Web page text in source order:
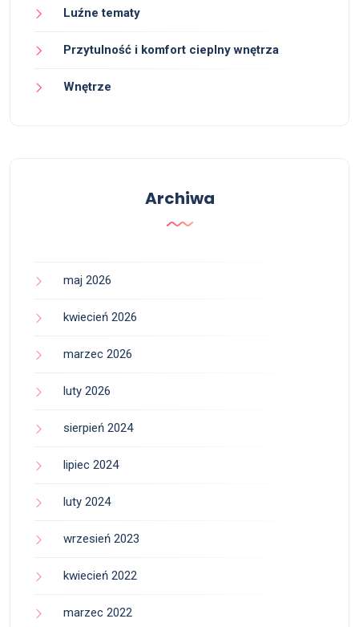
Luźne tematy
Przytulność i komfort cieplny wnętrza
Wnętrze
Archiwa
maj 2026
kwiecień 2026
marzec 2026
luty 2026
sierpień 2024
lipiec 2024
luty 2024
wrzesień 2023
kwiecień 2022
marzec 2022